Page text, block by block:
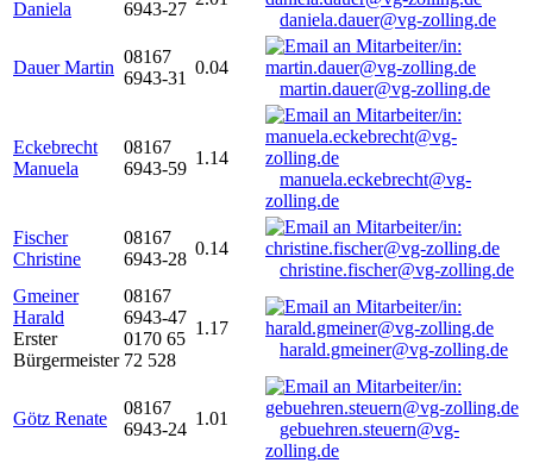
Daniela
6943-27
daniela.dauer@vg-zolling.de
Dauer Martin
08167
6943-31
0.04
martin.dauer@vg-zolling.de
Eckebrecht
Manuela
08167
6943-59
1.14
manuela.eckebrecht@vg-
zolling.de
Fischer
Christine
08167
6943-28
0.14
christine.fischer@vg-zolling.de
Gmeiner
Harald
Erster
Bürgermeister
08167
6943-47
0170 65
72 528
1.17
harald.gmeiner@vg-zolling.de
Götz Renate
08167
6943-24
1.01
gebuehren.steuern@vg-
zolling.de